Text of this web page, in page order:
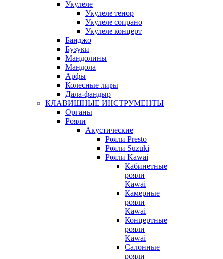
Укулеле
Укулеле тенор
Укулеле сопрано
Укулеле концерт
Банджо
Бузуки
Мандолины
Мандола
Арфы
Колесные лиры
Дала-фандыр
КЛАВИШНЫЕ ИНСТРУМЕНТЫ
Органы
Рояли
Акустические
Рояли Presto
Рояли Suzuki
Рояли Kawai
Кабинетные
рояли
Kawai
Камерные
рояли
Kawai
Концертные
рояли
Kawai
Салонные
рояли